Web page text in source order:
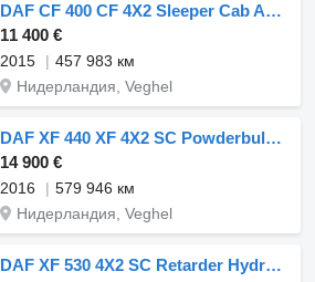
DAF CF 400 CF 4X2 Sleeper Cab ACC Navi
11 400 €
2015
457 983 км
Нидерландия, Veghel
DAF XF 440 XF 4X2 SC Powderbulk-compressor Gardner Denver Alcoa
14 900 €
2016
579 946 км
Нидерландия, Veghel
DAF XF 530 4X2 SC Retarder Hydraulik PTO Standklima ACC Alcoa's